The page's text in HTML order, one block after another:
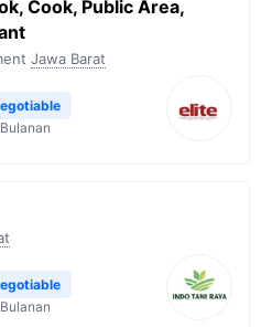
Cook, Public Area,
Jawa Barat
Bulanan
Bulanan